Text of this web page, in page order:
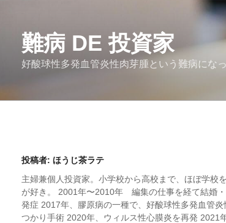
難病 DE 投資家
好酸球性多発血管炎性肉芽腫という難病にな
投稿者: ほうじ茶ラテ
主婦兼個人投資家。小学校から高校まで、ほぼ学校
が好き。 2001年〜2010年 編集の仕事を経て結婚
発症 2017年、膠原病の一種で、好酸球性多発血管
つかり手術 2020年、ウィルス性心膜炎を再発 2021